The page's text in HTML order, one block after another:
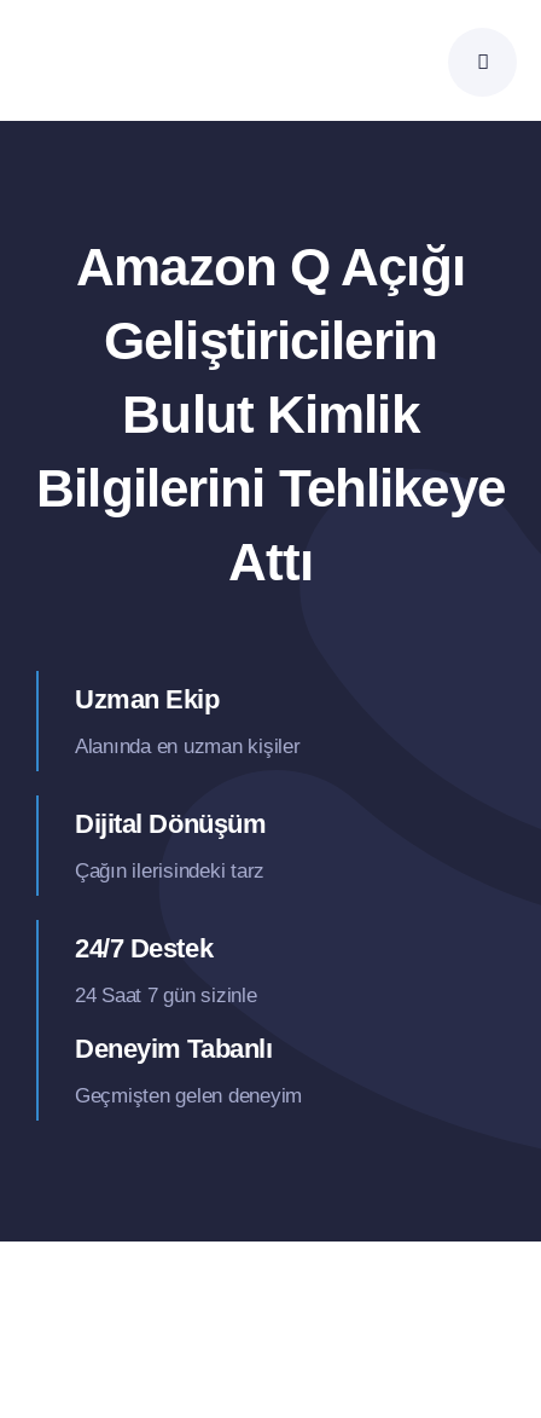
Amazon Q Açığı
Geliştiricilerin
Bulut Kimlik
Bilgilerini Tehlikeye
Attı
Uzman Ekip
Alanında en uzman kişiler
Dijital Dönüşüm
Çağın ilerisindeki tarz
24/7 Destek
24 Saat 7 gün sizinle
Deneyim Tabanlı
Geçmişten gelen deneyim